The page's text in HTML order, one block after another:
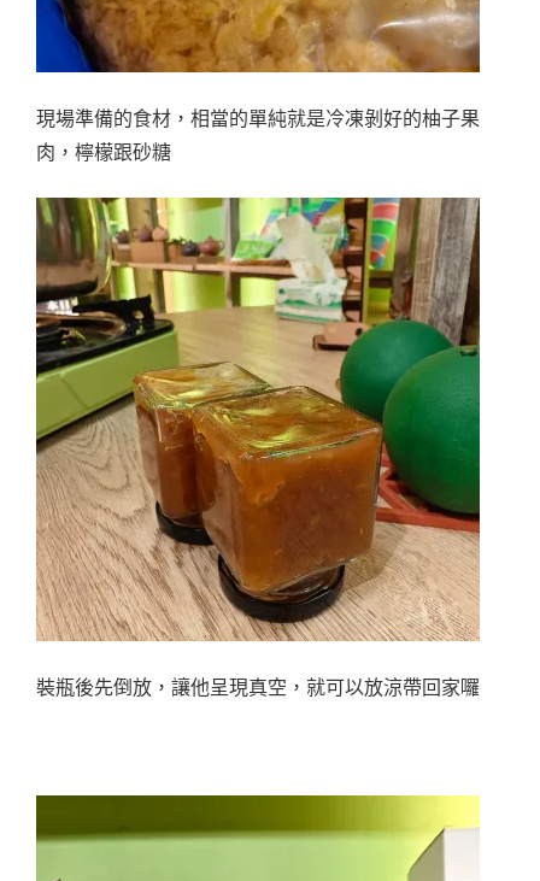
現場準備的食材，相當的單純就是冷凍剝好的柚子果
肉，檸檬跟砂糖
裝瓶後先倒放，讓他呈現真空，就可以放涼帶回家囉